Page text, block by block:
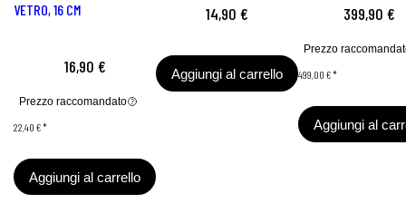
VETRO, 16 CM
16,90 €
Prezzo raccomandato
22,40 €*
Aggiungi al carrello
14,90 €
Aggiungi al carrello
399,90 €
Prezzo
499,00 €*
Aggiungi al